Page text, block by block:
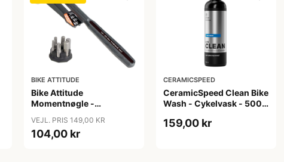
BIKE ATTITUDE
Bike Attitude
Momentnøgle -
VEJL. PRIS 149,00 KR
104,00 kr
CERAMICSPEED
CeramicSpeed Clean Bike
Wash - Cykelvask - 500
159,00 kr